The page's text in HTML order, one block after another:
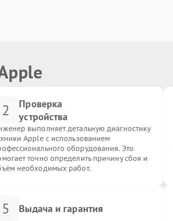
2
Проверка
устройства
выполняет детальную диагностику
Apple с использованием
оборудования. Это
точно определить причину сбоя и
необходимых работ.
5 Выдача и гарантия